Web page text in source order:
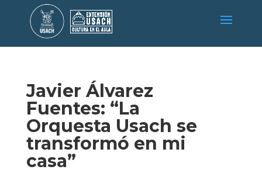
Javier Álvarez
Fuentes: “La
Orquesta Usach se
transformó en mi
casa”